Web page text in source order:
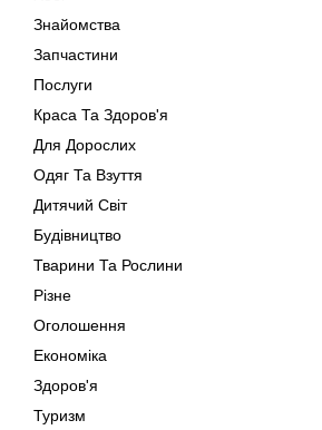
Знайомства
Запчастини
Послуги
Краса Та Здоров'я
Для Дорослих
Одяг Та Взуття
Дитячий Світ
Будівництво
Тварини Та Рослини
Різне
Оголошення
Економіка
Здоров'я
Туризм